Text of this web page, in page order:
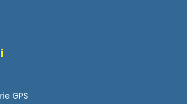
GPS